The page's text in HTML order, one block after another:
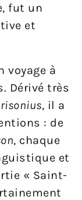
fut un
et
voyage à
Dérivé très
, il a
: de
, chaque
et
« Saint-